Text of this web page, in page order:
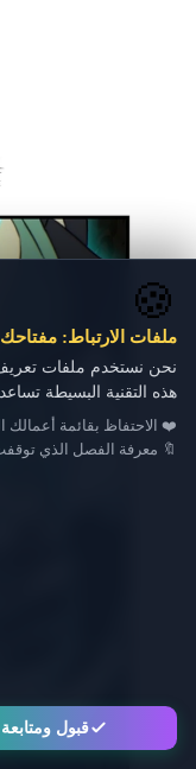
🍪
ملفات الارتباط:
نحن نستخدم ملفات تعريف
هذه التقنية البسيطة
❤️ الاحتفاظ بقائمة أعمالك
🔖 معرفة الفصل الذي
قبول ومتابعة